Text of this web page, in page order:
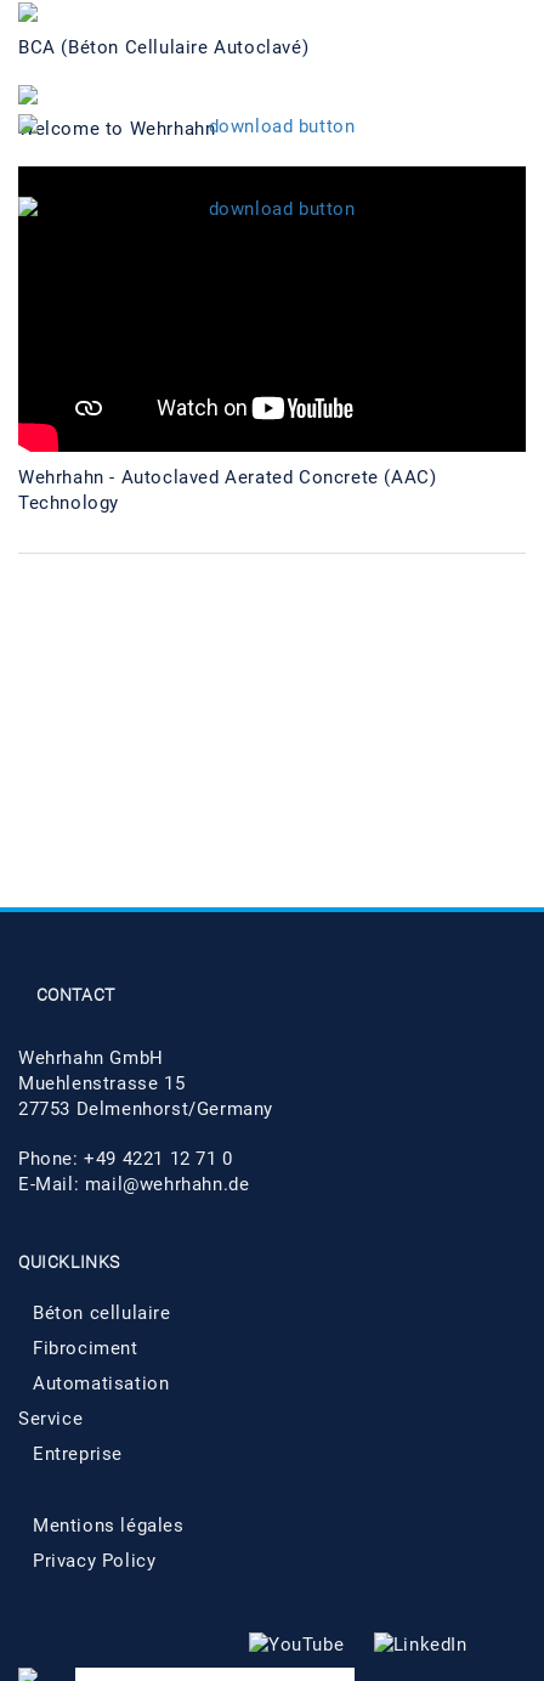
BCA (Béton Cellulaire Autoclavé)
Welcome to Wehrhahn
Wehrhahn - Autoclaved Aerated Concrete (AAC)
Technology
CONTACT
Wehrhahn GmbH
Muehlenstrasse 15
27753 Delmenhorst/Germany
Phone: +49 4221 12 71 0
E-Mail: mail@wehrhahn.de
QUICKLINKS
Béton cellulaire
Fibrociment
Automatisation
Service
Entreprise
Mentions légales
Privacy Policy